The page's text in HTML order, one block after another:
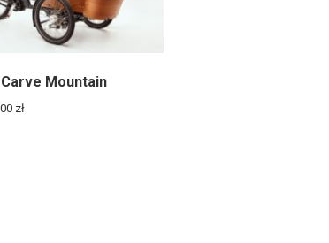
Carve Mountain
zł